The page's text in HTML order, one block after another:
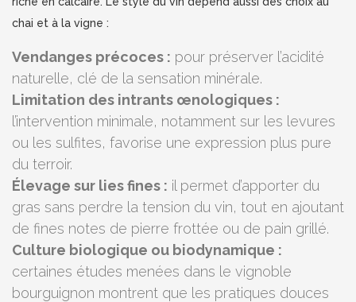
chai et à la vigne :
Vendanges précoces : pour préserver l’acidité
naturelle, clé de la sensation minérale.
Limitation des intrants œnologiques :
l’intervention minimale, notamment sur les levures
ou les sulfites, favorise une expression plus pure
du terroir.
Élevage sur lies fines : il permet d’apporter du
gras sans perdre la tension du vin, tout en ajoutant
de fines notes de pierre frottée ou de pain grillé.
Culture biologique ou biodynamique :
certaines études menées dans le vignoble
bourguignon montrent que les pratiques douces